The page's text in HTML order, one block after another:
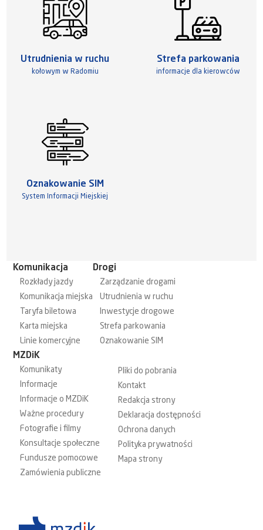
Utrudnienia w ruchu
kołowym w Radomiu
Strefa parkowania
informacje dla kierowców
Oznakowanie SIM
System Informacji Miejskiej
Komunikacja
Rozkłady jazdy
Komunikacja miejska
Taryfa biletowa
Karta miejska
Linie komercyjne
Drogi
Zarządzanie drogami
Utrudnienia w ruchu
Inwestycje drogowe
Strefa parkowania
Oznakowanie SIM
MZDiK
Komunikaty
Informacje
Informacje o MZDiK
Ważne procedury
Fotografie i filmy
Konsultacje społeczne
Fundusze pomocowe
Zamówienia publiczne
Pliki do pobrania
Kontakt
Redakcja strony
Deklaracja dostępności
Ochrona danych
Polityka prywatności
Mapa strony